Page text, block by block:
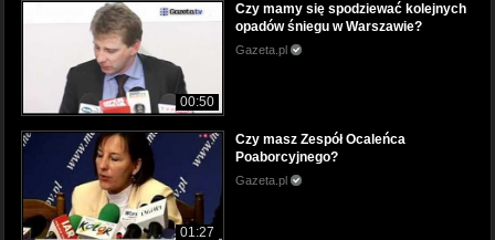
00:50
Czy mamy się spodziewać kolejnych
opadów śniegu w Warszawie?
Gazeta.pl
01:27
Czy masz Zespół Ocaleńca
Poaborcyjnego?
Gazeta.pl